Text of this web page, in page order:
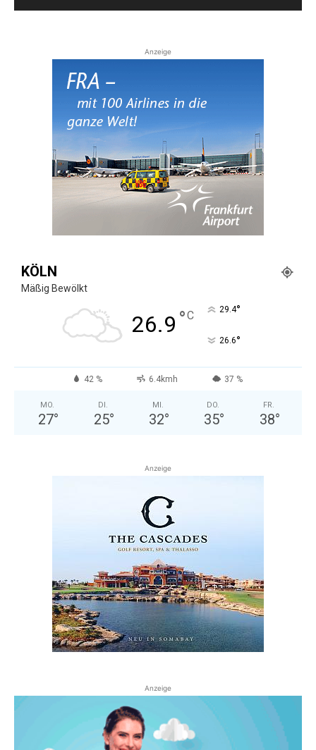
Anzeige
KÖLN
Mäßig Bewölkt
26.9 °C 29.4°
26.6°
42 % 6.4kmh 37 %
MO.
27°
DI.
25°
MI.
32°
DO.
35°
FR.
38°
Anzeige
Anzeige